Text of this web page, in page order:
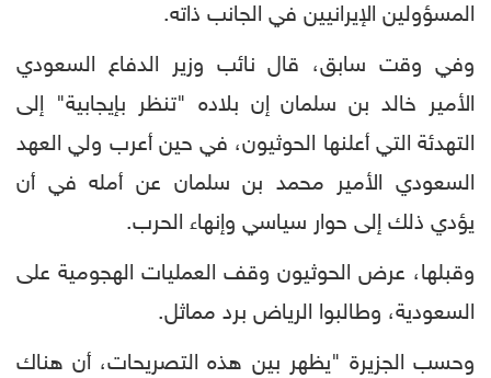
المسؤولين الإيرانيين في الجانب ذاته.
وفي وقت سابق، قال نائب وزير الدفاع السعودي
الأمير خالد بن سلمان إن بلاده "تنظر بإيجابية" إلى
التهدئة التي أعلنها الحوثيون، في حين أعرب ولي العهد
السعودي الأمير محمد بن سلمان عن أمله في أن
يؤدي ذلك إلى حوار سياسي وإنهاء الحرب.
وقبلها، عرض الحوثيون وقف العمليات الهجومية على
السعودية، وطالبوا الرياض برد مماثل.
وحسب الجزيرة "يظهر بين هذه التصريحات، أن هناك